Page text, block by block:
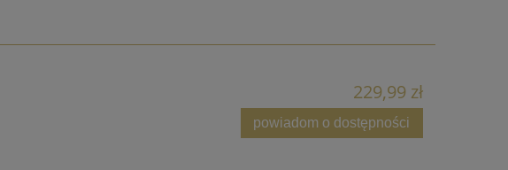
229,99 zł
powiadom o dostępności